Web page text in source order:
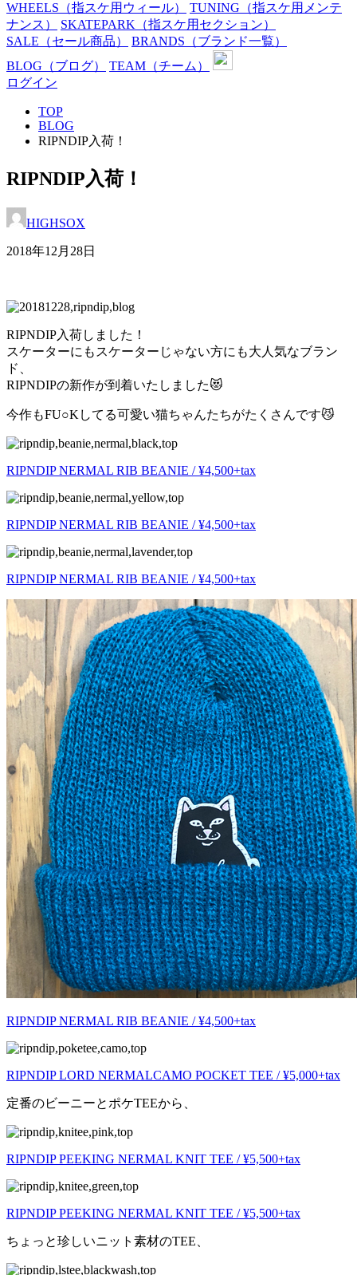
WHEELS （指スケ用ウィール） TUNING （指スケ用メンテ
ナンス）
SKATEPARK （指スケ用セクション）
SALE （セール商品） BRANDS （ブランド一覧）
BLOG （ブログ） TEAM （チーム）
ログイン
TOP
BLOG
RIPNDIP入荷！
RIPNDIP入荷！
HIGHSOX
2018年12月28日
RIPNDIP入荷しました！
スケーターにもスケーターじゃない方にも大人気なブラン
ド、
RIPNDIPの新作が到着いたしました😻
今作もFU○Kしてる可愛い猫ちゃんたちがたくさんです😼
RIPNDIP NERMAL RIB BEANIE / ¥4,500+tax
RIPNDIP NERMAL RIB BEANIE / ¥4,500+tax
RIPNDIP NERMAL RIB BEANIE / ¥4,500+tax
RIPNDIP NERMAL RIB BEANIE / ¥4,500+tax
RIPNDIP LORD NERMALCAMO POCKET TEE / ¥5,000+tax
定番のビーニーとポケTEEから、
RIPNDIP PEEKING NERMAL KNIT TEE / ¥5,500+tax
RIPNDIP PEEKING NERMAL KNIT TEE / ¥5,500+tax
ちょっと珍しいニット素材のTEE、